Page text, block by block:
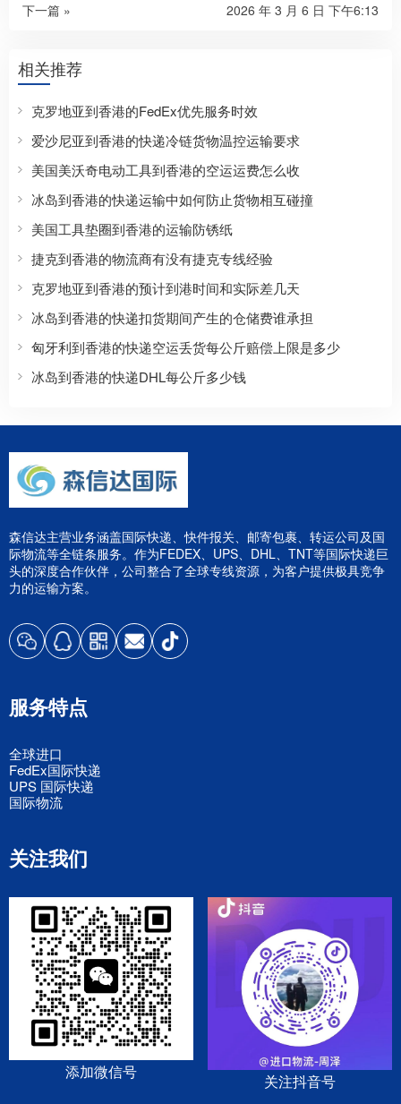
下一篇 » 2026 年 3 月 6 日 下午6:13
相关推荐
克罗地亚到香港的FedEx优先服务时效
爱沙尼亚到香港的快递冷链货物温控运输要求
美国美沃奇电动工具到香港的空运运费怎么收
冰岛到香港的快递运输中如何防止货物相互碰撞
美国工具垫圈到香港的运输防锈纸
捷克到香港的物流商有没有捷克专线经验
克罗地亚到香港的预计到港时间和实际差几天
冰岛到香港的快递扣货期间产生的仓储费谁承担
匈牙利到香港的快递空运丢货每公斤赔偿上限是多少
冰岛到香港的快递DHL每公斤多少钱
森信达主营业务涵盖国际快递、快件报关、邮寄包裹、转运公司及国
际物流等全链条服务。作为FEDEX、UPS、DHL、TNT等国际快递巨
头的深度合作伙伴，公司整合了全球专线资源，为客户提供极具竞争
力的运输方案。
服务特点
全球进口
FedEx国际快递
UPS 国际快递
国际物流
关注我们
添加微信号 关注抖音号